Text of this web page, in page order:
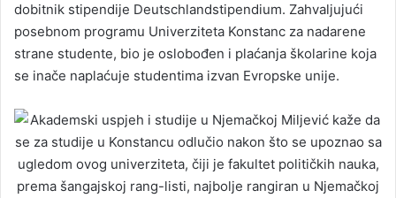
dobitnik stipendije Deutschlandstipendium. Zahvaljujući
posebnom programu Univerziteta Konstanc za nadarene
strane studente, bio je oslobođen i plaćanja školarine koja
se inače naplaćuje studentima izvan Evropske unije.